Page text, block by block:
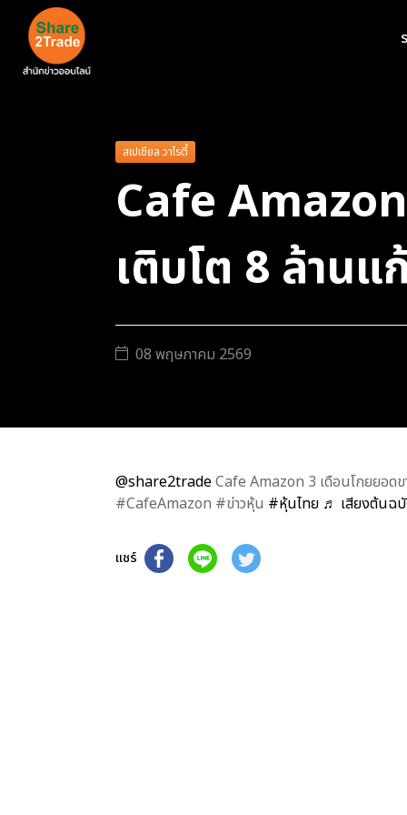
สเปเชียล วาไรตี้
Cafe
เติบโต 8 ล้านแ
08 พฤษภาคม 2569
@share2tradeCafe Amazon 3 เดือนโกยยอด
#CafeAmazon #ข่าวหุ้น #หุ้นไทย ♬ เสียงต้นฉ
แชร์